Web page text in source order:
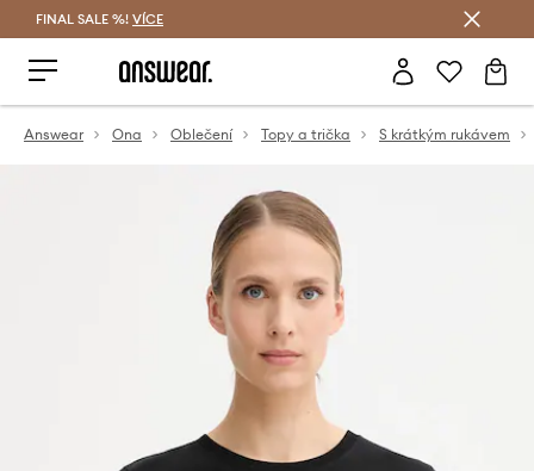
FINAL SALE %! VÍCE
Answear Ona Oblečení Topy a trička S krátkým rukávem